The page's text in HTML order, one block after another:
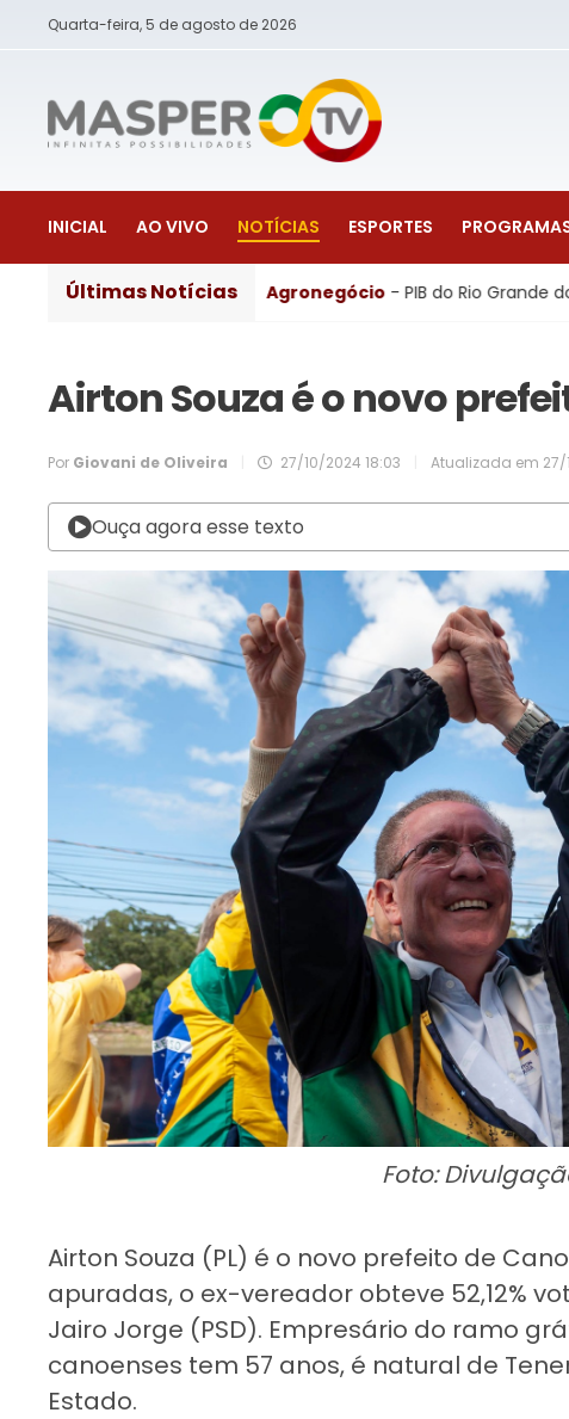
Quarta-feira, 5 de agosto de 2026
INICIAL AO VIVO NOTÍCIAS ESPORTES
Últimas Notícias
em 2026 Agronegócio- PIB do Rio Grande do Sul
Airton Souza é o novo
Por Giovani de Oliveira 27/10/2024 18:03 Atualizada em 27/
Ouça agora esse texto
Foto:
Airton Souza (PL) é o novo prefeito de
apuradas, o ex-vereador obteve 52,12%
Jairo Jorge (PSD). Empresário do ramo
canoenses tem 57 anos, é natural de
Estado.